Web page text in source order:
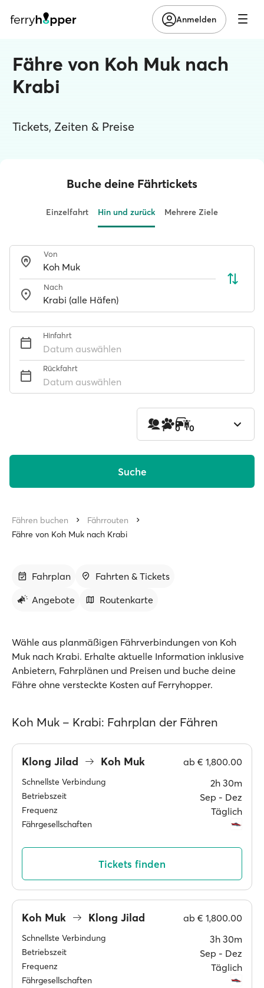
Anmelden
Fähre von Koh Muk nach
Krabi
Tickets, Zeiten & Preise
Buche deine Fährtickets
Einzelfahrt Hin und zurück Mehrere Ziele
Von
Nach
Hinfahrt
Datum auswählen
Rückfahrt
Datum auswählen
1 0 0
Suche
Fähren buchen
Fährrouten
Fähre von Koh Muk nach Krabi
Fahrplan
Fahrten & Tickets
Angebote
Routenkarte
Wähle aus planmäßigen Fährverbindungen von Koh
Muk nach Krabi. Erhalte aktuelle Information inklusive
Anbietern, Fahrplänen und Preisen und buche deine
Fähre ohne versteckte Kosten auf Ferryhopper.
Koh Muk – Krabi: Fahrplan der Fähren
Klong Jilad Koh Muk ab € 1,800.00
Schnellste Verbindung 2h 30m
Betriebszeit Sep ‐ Dez
Frequenz Täglich
Fährgesellschaften
Tickets finden
Koh Muk Klong Jilad ab € 1,800.00
Schnellste Verbindung 3h 30m
Betriebszeit Sep ‐ Dez
Frequenz Täglich
Fährgesellschaften